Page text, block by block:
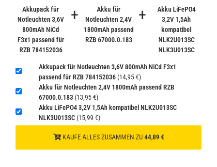
gem. SV188 ADR)
Verbatim Cool'n'Go AirJet Handventilator 4000mAh
Grau Lila
inkl. 19% USt. zzgl.Versand
(Gefahrgut UN3480 Versand
gem. SV188 ADR)
−
Akkupack für
Notleuchten 3,6V
800mAh NiCd
F3x1 passend für
RZB 784152036
+
Akku für
Notleuchten 2,4V
1800mAh passend
RZB 67000.0.183
+
Akku LiFePO4
3,2V 1,5Ah
kompatibel
NLK2U013SC
NLK3U013SC
Akkupack für Notleuchten 3,6V 800mAh NiCd F3x1
passend für RZB 784152036 (14,95 €)
Akku für Notleuchten 2,4V 1800mAh passend RZB
67000.0.183 (13,95 €)
Akku LiFePO4 3,2V 1,5Ah kompatibel NLK2U013SC
NLK3U013SC (15,99 €)
KAUFE ALLES ZUSAMMEN ZU 44,89 €